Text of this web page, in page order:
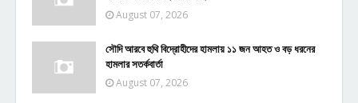
August 07, 2026
সৌদি আরবে হুথি বিদ্রোহীদের হামলায় ১১ জন আহত ও বড় ধরনের
হামলার সতর্কবার্তা
August 07, 2026